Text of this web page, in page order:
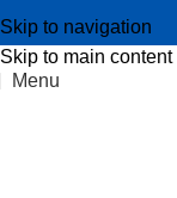
Skip to navigation
Skip to main content
Menu